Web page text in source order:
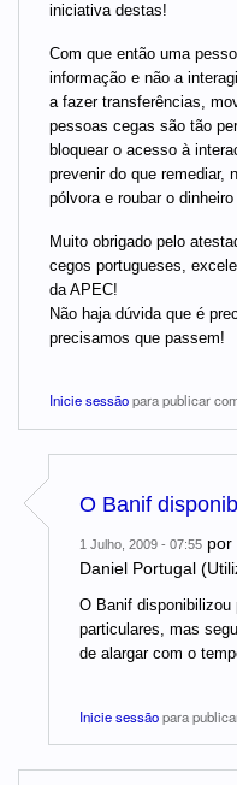
iniciativa destas!
Com que então uma
informação e não a
a fazer transferências,
pessoas cegas são tão
bloquear o acesso à
prevenir do que remediar,
pólvora e roubar o
Muito obrigado pelo
cegos portugueses,
da APEC!
Não haja dúvida que é
precisamos que passem!
Inicie sessãopara publicar
O Banif
1 Julho, 2009 - 07:55 por
Daniel Portugal
O Banif disponibilizou
particulares, mas
de alargar com o
Inicie sessãopara